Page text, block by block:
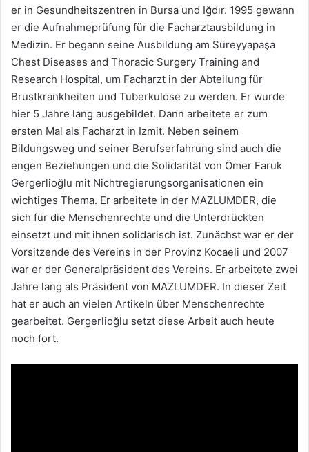
er in Gesundheitszentren in Bursa und Iğdır. 1995 gewann
er die Aufnahmeprüfung für die Facharztausbildung in
Medizin. Er begann seine Ausbildung am Süreyyapaşa
Chest Diseases and Thoracic Surgery Training and
Research Hospital, um Facharzt in der Abteilung für
Brustkrankheiten und Tuberkulose zu werden. Er wurde
hier 5 Jahre lang ausgebildet. Dann arbeitete er zum
ersten Mal als Facharzt in Izmit. Neben seinem
Bildungsweg und seiner Berufserfahrung sind auch die
engen Beziehungen und die Solidarität von Ömer Faruk
Gergerlioğlu mit Nichtregierungsorganisationen ein
wichtiges Thema. Er arbeitete in der MAZLUMDER, die
sich für die Menschenrechte und die Unterdrückten
einsetzt und mit ihnen solidarisch ist. Zunächst war er der
Vorsitzende des Vereins in der Provinz Kocaeli und 2007
war er der Generalpräsident des Vereins. Er arbeitete zwei
Jahre lang als Präsident von MAZLUMDER. In dieser Zeit
hat er auch an vielen Artikeln über Menschenrechte
gearbeitet. Gergerlioğlu setzt diese Arbeit auch heute
noch fort.